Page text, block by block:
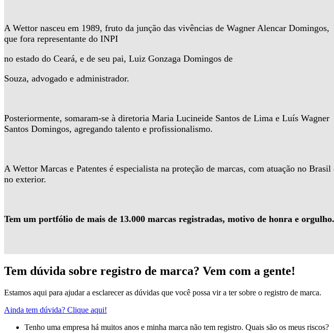
A Wettor nasceu em 1989, fruto da junção das vivências de Wagner Alencar Domingos,
que fora representante do INPI
no estado do Ceará, e de seu pai, Luiz Gonzaga Domingos de
Souza, advogado e administrador.
Posteriormente, somaram-se à diretoria Maria Lucineide Santos de Lima e Luís Wagner
Santos Domingos, agregando talento e profissionalismo.
A Wettor Marcas e Patentes é especialista na proteção de marcas, com atuação no Brasil
no exterior.
Tem um portfólio de mais de 13.000 marcas registradas, motivo de honra e orgulho.
Tem dúvida sobre registro de marca? Vem com a gente!
Estamos aqui para ajudar a esclarecer as dúvidas que você possa vir a ter sobre o registro de marca.
Ainda tem dúvida? Clique aqui!
Tenho uma empresa há muitos anos e minha marca não tem registro. Quais são os meus riscos?